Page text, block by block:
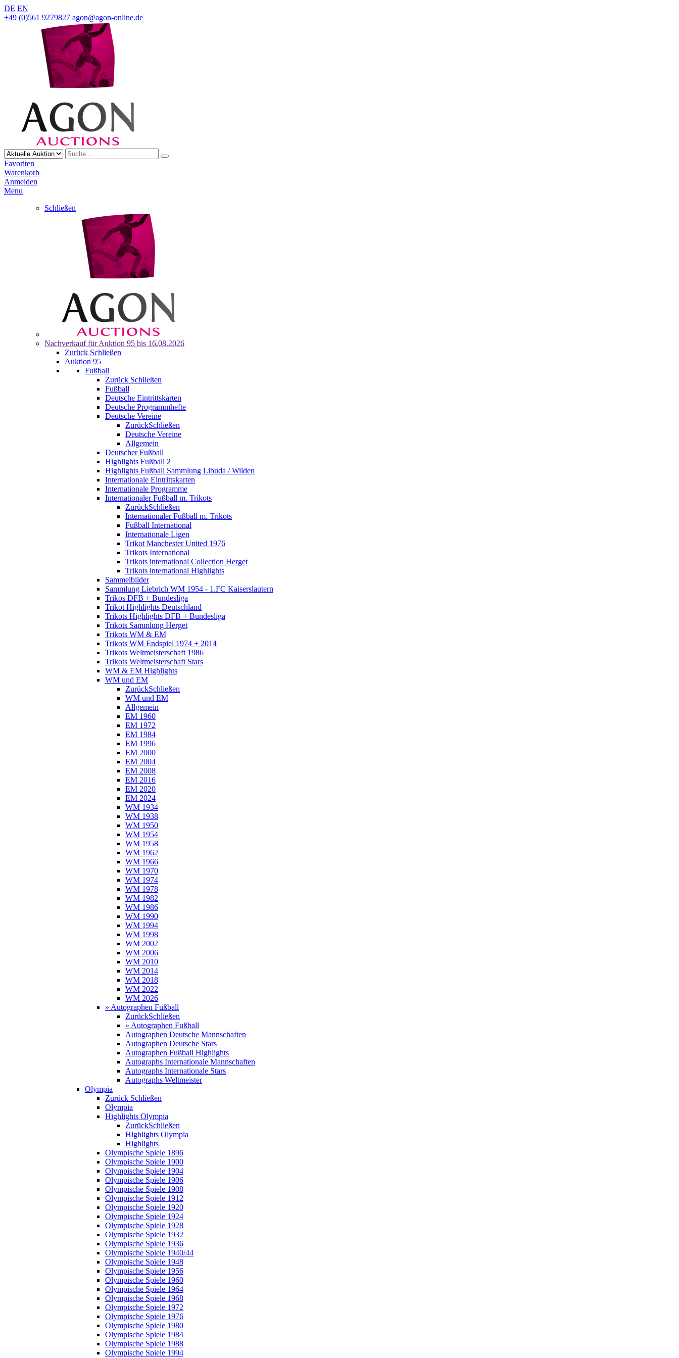
DE EN
+49 (0)561 9279827 agon@agon-online.de
Favoriten
Warenkorb
Anmelden
Menu
Schließen
Nachverkauf für Auktion 95 bis 16.08.2026
Zurück Schließen
Auktion 95
Fußball
Zurück Schließen
Fußball
Deutsche Eintrittskarten
Deutsche Programmhefte
Deutsche Vereine
ZurückSchließen
Deutsche Vereine
Allgemein
Deutscher Fußball
Highlights Fußball 2
Highlights Fußball Sammlung Libuda / Wilden
Internationale Eintrittskarten
Internationale Programme
Internationaler Fußball m. Trikots
ZurückSchließen
Internationaler Fußball m. Trikots
Fußball International
Internationale Ligen
Trikot Manchester United 1976
Trikots International
Trikots international Collection Herget
Trikots international Highlights
Sammelbilder
Sammlung Liebrich WM 1954 - 1.FC Kaiserslautern
Trikos DFB + Bundesliga
Trikot Highlights Deutschland
Trikots Highlights DFB + Bundesliga
Trikots Sammlung Herget
Trikots WM & EM
Trikots WM Endspiel 1974 + 2014
Trikots Weltmeisterschaft 1986
Trikots Weltmeisterschaft Stars
WM & EM Highlights
WM und EM
ZurückSchließen
WM und EM
Allgemein
EM 1960
EM 1972
EM 1984
EM 1996
EM 2000
EM 2004
EM 2008
EM 2016
EM 2020
EM 2024
WM 1934
WM 1938
WM 1950
WM 1954
WM 1958
WM 1962
WM 1966
WM 1970
WM 1974
WM 1978
WM 1982
WM 1986
WM 1990
WM 1994
WM 1998
WM 2002
WM 2006
WM 2010
WM 2014
WM 2018
WM 2022
WM 2026
» Autographen Fußball
ZurückSchließen
» Autographen Fußball
Autographen Deutsche Mannschaften
Autographen Deutsche Stars
Autographen Fußball Highlights
Autographs Internationale Mannschaften
Autographs Internationale Stars
Autographs Weltmeister
Olympia
Zurück Schließen
Olympia
Highlights Olympia
ZurückSchließen
Highlights Olympia
Highlights
Olympische Spiele 1896
Olympische Spiele 1900
Olympische Spiele 1904
Olympische Spiele 1906
Olympische Spiele 1908
Olympische Spiele 1912
Olympische Spiele 1920
Olympische Spiele 1924
Olympische Spiele 1928
Olympische Spiele 1932
Olympische Spiele 1936
Olympische Spiele 1940/44
Olympische Spiele 1948
Olympische Spiele 1956
Olympische Spiele 1960
Olympische Spiele 1964
Olympische Spiele 1968
Olympische Spiele 1972
Olympische Spiele 1976
Olympische Spiele 1980
Olympische Spiele 1984
Olympische Spiele 1988
Olympische Spiele 1994